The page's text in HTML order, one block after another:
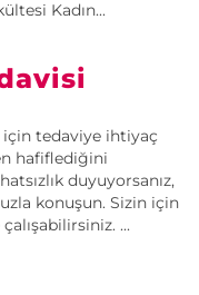
Kadın...
tedaviye ihtiyaç
hafiflediğini
duyuyorsanız,
konuşun. Sizin için
...